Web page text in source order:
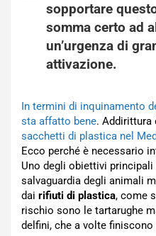
sopportare
somma certo ad
un’urgenza di
attivazione.
In termini di inquinamento
sta affatto bene.
sacchetti di plastica nel
Ecco perché è necessario
Uno degli obiettivi
salvaguardia degli animali
dai rifiuti di plastica, come
rischio sono le tartarughe
delfini, che a volte finiscono